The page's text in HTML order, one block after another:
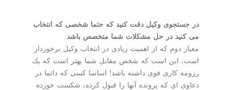
در جستجوی وكیل دقت كنید كه حتما شخصی كه انتخاب
می كنید در حل مشكلات شما متخصص باشد
معیار دوم كه از اهمیت زیادی در انتخاب وكیل برخوردار
است، این است كه شخص مقابل شما بهتر است كه یك
رزومه كاری قوی داشته باشد! اساسا كسی كه دائما در
دعاوی ای كه پرونده آنها را قبول كرده، شكست خورده